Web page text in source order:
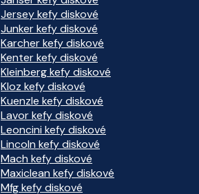
Jersey kefy diskové
Junker kefy diskové
Karcher kefy diskové
Kenter kefy diskové
Kleinberg kefy diskové
Kloz kefy diskové
Kuenzle kefy diskové
Lavor kefy diskové
Leoncini kefy diskové
Lincoln kefy diskové
Mach kefy diskové
Maxiclean kefy diskové
Mfg kefy diskové